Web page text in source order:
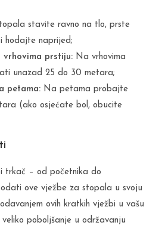
stavite ravno na tlo, prste
hodajte naprijed;
vrhovima prstiju: Na vrhovima
unazad 25 do 30 metara;
petama: Na petama probajte
(ako osjećate bol, obucite
trkač – od početnika do
ove vježbe za stopala u svoju
ovih kratkih vježbi u vašu
poboljšanje u održavanju